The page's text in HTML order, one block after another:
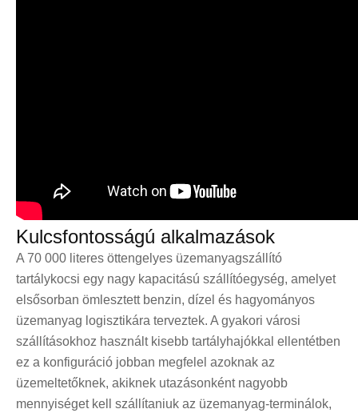
Kulcsfontosságú alkalmazások
A 70 000 literes öttengelyes üzemanyagszállító
tartálykocsi egy nagy kapacitású szállítóegység, amelyet
elsősorban ömlesztett benzin, dízel és hagyományos
üzemanyag logisztikára terveztek. A gyakori városi
szállításokhoz használt kisebb tartályhajókkal ellentétben
ez a konfiguráció jobban megfelel azoknak az
üzemeltetőknek, akiknek utazásonként nagyobb
mennyiséget kell szállítaniuk az üzemanyag-terminálok,